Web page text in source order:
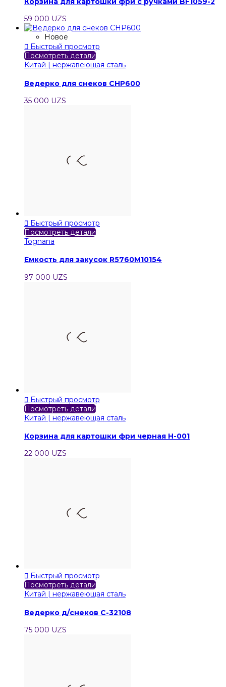
59 000 UZS
Новое
 Быстрый просмотр
Посмотреть детали
Китай | нержавеющая сталь
Ведерко для снеков CHP600
35 000 UZS
 Быстрый просмотр
Посмотреть детали
Tognana
Емкость для закусок R5760M10154
97 000 UZS
 Быстрый просмотр
Посмотреть детали
Китай | нержавеющая сталь
Корзина для картошки фри черная H-001
22 000 UZS
 Быстрый просмотр
Посмотреть детали
Китай | нержавеющая сталь
Ведерко д/снеков C-32108
75 000 UZS